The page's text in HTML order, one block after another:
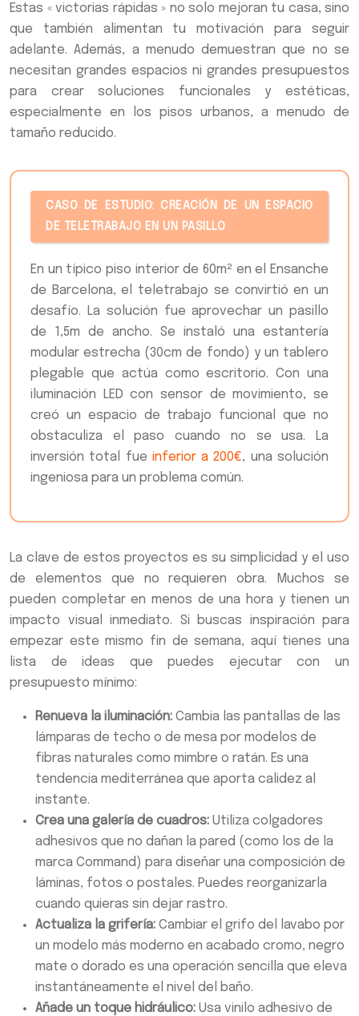
Estas « victorias rápidas » no solo mejoran tu casa, sino
que también alimentan tu motivación para seguir
adelante. Además, a menudo demuestran que no se
necesitan grandes espacios ni grandes presupuestos
para crear soluciones funcionales y estéticas,
especialmente en los pisos urbanos, a menudo de
tamaño reducido.
CASO DE ESTUDIO: CREACIÓN DE UN ESPACIO
DE TELETRABAJO EN UN PASILLO
En un típico piso interior de 60m² en el Ensanche
de Barcelona, el teletrabajo se convirtió en un
desafío. La solución fue aprovechar un pasillo
de 1,5m de ancho. Se instaló una estantería
modular estrecha (30cm de fondo) y un tablero
plegable que actúa como escritorio. Con una
iluminación LED con sensor de movimiento, se
creó un espacio de trabajo funcional que no
obstaculiza el paso cuando no se usa. La
inversión total fue inferior a 200€, una solución
ingeniosa para un problema común.
La clave de estos proyectos es su simplicidad y el uso
de elementos que no requieren obra. Muchos se
pueden completar en menos de una hora y tienen un
impacto visual inmediato. Si buscas inspiración para
empezar este mismo fin de semana, aquí tienes una
lista de ideas que puedes ejecutar con un
presupuesto mínimo:
Renueva la iluminación: Cambia las pantallas de las
lámparas de techo o de mesa por modelos de
fibras naturales como mimbre o ratán. Es una
tendencia mediterránea que aporta calidez al
instante.
Crea una galería de cuadros: Utiliza colgadores
adhesivos que no dañan la pared (como los de la
marca Command) para diseñar una composición de
láminas, fotos o postales. Puedes reorganizarla
cuando quieras sin dejar rastro.
Actualiza la grifería: Cambiar el grifo del lavabo por
un modelo más moderno en acabado cromo, negro
mate o dorado es una operación sencilla que eleva
instantáneamente el nivel del baño.
Añade un toque hidráulico: Usa vinilo adhesivo de